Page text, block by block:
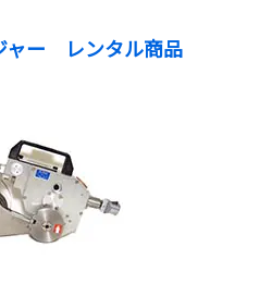
ャー レンタル商品